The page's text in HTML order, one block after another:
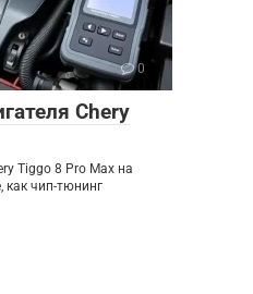
0
Chery
Tiggo 8 Pro Max на
как чип-тюнинг